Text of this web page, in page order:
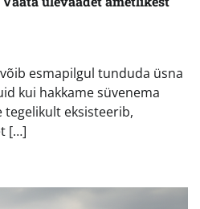
esmapilgul tunduda üsna
kui hakkame süvenema
tegelikult eksisteerib,
[…]